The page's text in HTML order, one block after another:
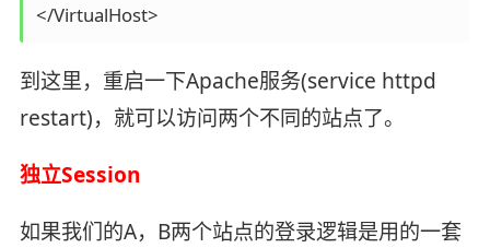
</VirtualHost>
到这里，重启一下Apache服务(service httpd
restart)，就可以访问两个不同的站点了。
独立Session
如果我们的A，B两个站点的登录逻辑是用的一套